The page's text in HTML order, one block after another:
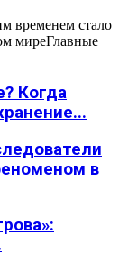
временем стало
миреГлавные
Когда
в